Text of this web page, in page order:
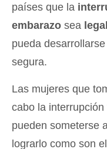
países que la
embarazo sea legal
pueda
segura.
Las mujeres que
cabo la
pueden someterse
lograrlo como son